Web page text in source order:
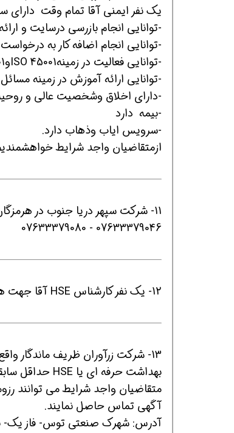
یک نفر ایمنی آقا تمام وقت دارای سابقه کار :3 سال افراد بارشته مرتبط،5-7 سال
-توانایی انجام بازرسی درسایت و
-توانایی انجام اضافه کار به
-توانایی فعالیت در زمینهISO 45001وISO14001
-توانایی ارائه آموزش در زمینه
-دارای اخلاق وشخصیت عالی و
-بیمه دارد
-سرویس ایاب وذهاب دارد.
ازمتقاضیان واجد شرایط
07633379046 - 07633379080
12- یک نفر کارشناس HSE آقا جهت همکاری در البرز نیازمندیم. 09122130286(واتساپ)
13- شرکت زرآوران ظریف ماندگار واقع در مشهد جهت تکمیل کادر پرسنلی خود دعوت به همکاری می نماید:
بهداشت حرفه ای یا HSE حداقل سابقه 3 سال خانم/ آقا
متقاضیان واجد شرایط می توانند
آگهی تماس حاصل نمایند.
آدرس: شهرک صنعتی توس- فاز یک-
همین حالا بگیرش همین حالا بگیرش